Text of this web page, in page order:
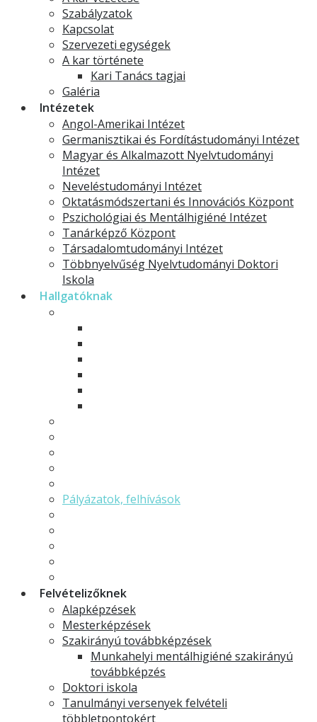
Szabályzatok
Kapcsolat
Szervezeti egységek
A kar története
Kari Tanács tagjai
Galéria
Intézetek
Angol-Amerikai Intézet
Germanisztikai és Fordítástudományi Intézet
Magyar és Alkalmazott Nyelvtudományi
Intézet
Neveléstudományi Intézet
Oktatásmódszertani és Innovációs Központ
Pszichológiai és Mentálhigiéné Intézet
Tanárképző Központ
Társadalomtudományi Intézet
Többnyelvűség Nyelvtudományi Doktori
Iskola
Hallgatóknak
Pályázatok, felhívások
Felvételizőknek
Alapképzések
Mesterképzések
Szakirányú továbbképzések
Munkahelyi mentálhigiéné szakirányú
továbbképzés
Doktori iskola
Tanulmányi versenyek felvételi
többletpontokért